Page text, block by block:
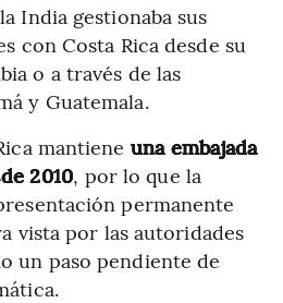
India gestionaba sus
con Costa Rica desde su
o a través de las
y Guatemala.
mantiene una embajada
2010, por lo que la
permanente
vista por las autoridades
un paso pendiente de